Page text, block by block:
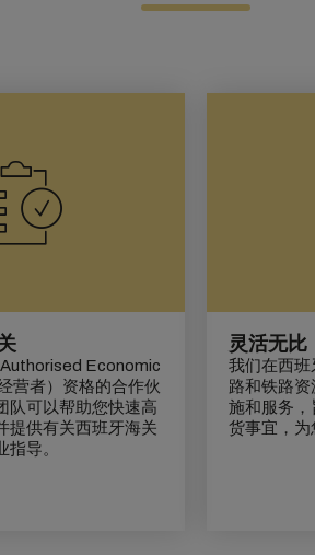
Economic
营者）资格的合作伙
队可以帮助您快速高
提供有关西班牙海关
导。
灵活无比
我们在西班
路和铁路
施和服务，
货事宜，为